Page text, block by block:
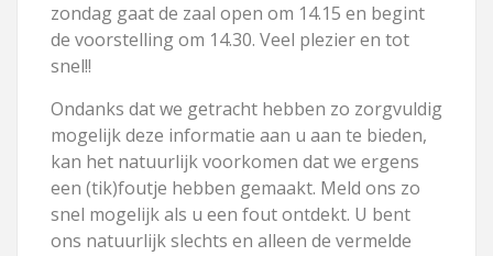
zondag gaat de zaal open om 14.15 en begint
de voorstelling om 14.30. Veel plezier en tot
snel!!
Ondanks dat we getracht hebben zo zorgvuldig
mogelijk deze informatie aan u aan te bieden,
kan het natuurlijk voorkomen dat we ergens
een (tik)foutje hebben gemaakt. Meld ons zo
snel mogelijk als u een fout ontdekt. U bent
ons natuurlijk slechts en alleen de vermelde